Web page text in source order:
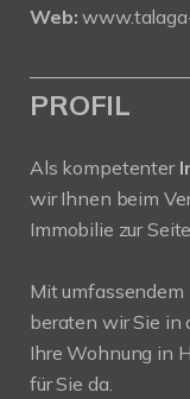
Web:
PROFIL
Als kompetenter
wir Ihnen beim
Immobilie zur
Mit
beraten wir Sie in
Ihre Wohnung in
für Sie da.